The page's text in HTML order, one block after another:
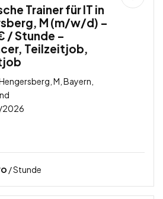
Trainer für IT in
M (m/w/d) –
/ Stunde –
Teilzeitjob,
M, Bayern,
/ Stunde